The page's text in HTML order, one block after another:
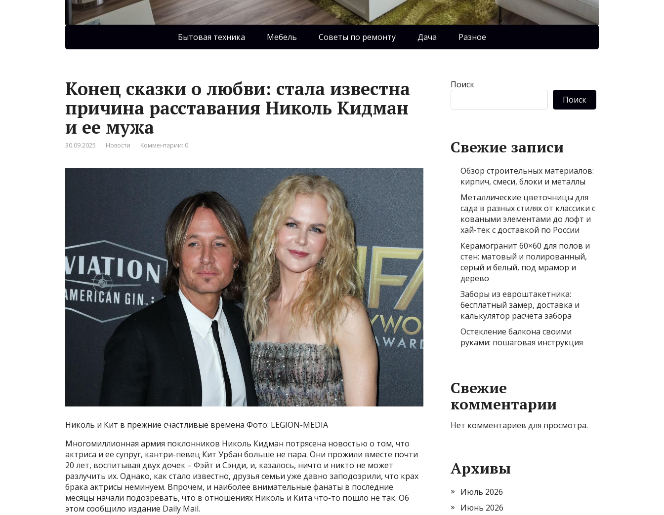
Бытовая техника Мебель Советы по ремонту Дача Разное
Конец сказки о любви: стала известна
причина расставания Николь Кидман
и ее мужа
30.09.2025 Новости Комментарии: 0
Николь и Кит в прежние счастливые времена Фото: LEGION-MEDIA
Многомиллионная армия поклонников Николь Кидман потрясена новостью о том, что
актриса и ее супруг, кантри-певец Кит Урбан больше не пара. Они прожили вместе почти
20 лет, воспитывая двух дочек – Фэйт и Сэнди, и, казалось, ничто и никто не может
разлучить их. Однако, как стало известно, друзья семьи уже давно заподозрили, что крах
брака актрисы неминуем. Впрочем, и наиболее внимательные фанаты в последние
месяцы начали подозревать, что в отношениях Николь и Кита что-то пошло не так. Об
этом сообщило издание Daily Mail.
Поиск
Поиск
Свежие записи
Обзор строительных материалов:
кирпич, смеси, блоки и металлы
Металлические цветочницы для
сада в разных стилях от классики с
коваными элементами до лофт и
хай-тек с доставкой по России
Керамогранит 60×60 для полов и
стен: матовый и полированный,
серый и белый, под мрамор и
дерево
Заборы из евроштакетника:
бесплатный замер, доставка и
калькулятор расчета забора
Остекление балкона своими
руками: пошаговая инструкция
Свежие
комментарии
Нет комментариев для просмотра.
Архивы
Июль 2026
Июнь 2026